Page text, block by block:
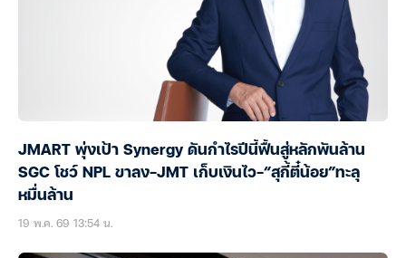
JMART พุ่งเป้า Synergy ดันกำไรปีนี้ฟื้นสู่หลักพันล้าน
SGC โชว์ NPL ขาลง-JMT เก็บเงินไว-“สุกี้ตี๋น้อย”ทะลุ
หมื่นล้าน
19 พ.ค. 69 13:54 น.